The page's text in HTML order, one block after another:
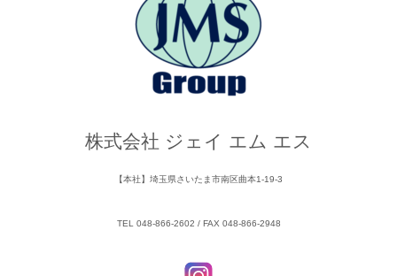
株式会社 ジェイ エム エス
【本社】埼玉県さいたま市南区曲本1-19-3
TEL 048-866-2602 / FAX 048-866-2948